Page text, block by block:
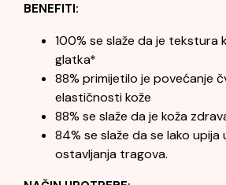
BENEFITI:
100% se slaže da je tekstura
glatka*
88% primijetilo je povećanje
elastičnosti kože
88% se slaže da je koža
84% se slaže da se lako upija
ostavljanja tragova.